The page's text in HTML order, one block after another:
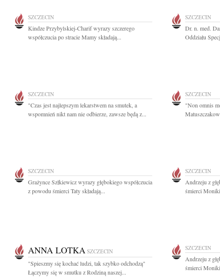
SZCZECIN
Kindze Przybylskiej-Charif wyrazy szczerego
współczucia po stracie Mamy składają...
SZCZECIN
Dr. n. med.
Oddziału
SZCZECIN
"Czas jest najlepszym lekarstwem na smutek, a
wspomnień nikt nam nie odbierze, zawsze będą z...
SZCZECIN
"Non omnis
SZCZECIN
Grażynce Szłkiewicz wyrazy głębokiego współczucia
z powodu śmierci Taty składają...
SZCZECIN
Andrzeju z
śmierci
ANNA LOTKA SZCZECIN
"Spieszmy się kochać ludzi, tak szybko odchodzą"
Łączymy się w smutku z Rodziną naszej...
SZCZECIN
Andrzeju z
śmierci